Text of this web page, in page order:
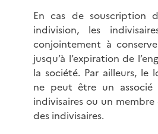
En cas de souscription
indivision, les
conjointement à
jusqu’à l’expiration de
la société. Par ailleurs, le
ne peut être un associé
indivisaires ou un
des indivisaires.